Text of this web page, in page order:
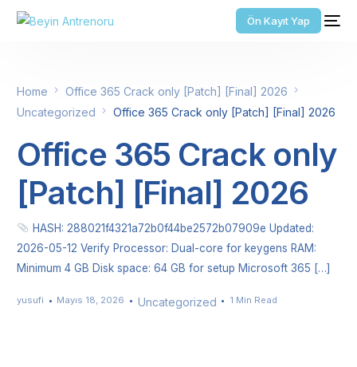
Ön Kayıt Yap
Home
Office 365 Crack only [Patch] [Final] 2026
Uncategorized
Office 365 Crack only [Patch] [Final] 2026
Office 365 Crack only
[Patch] [Final] 2026
HASH: 288021f4321a72b0f44be2572b07909e Updated:
2026-05-12 Verify Processor: Dual-core for keygens RAM:
Minimum 4 GB Disk space: 64 GB for setup Microsoft 365 […]
yusufi Mayıs 18, 2026 Uncategorized 1 Min Read